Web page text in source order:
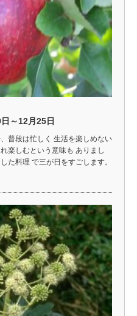
～12月25日
普段は忙しく 生活を楽しめない
楽しむという意味も ありまし
た料理 で三が日をすごします。